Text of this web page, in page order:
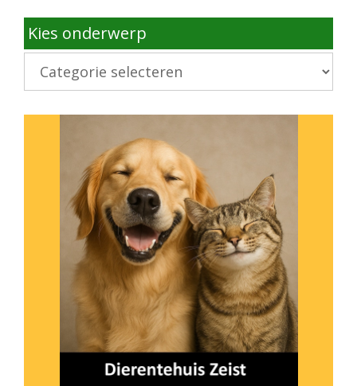
Kies onderwerp
Kies
onderwerp